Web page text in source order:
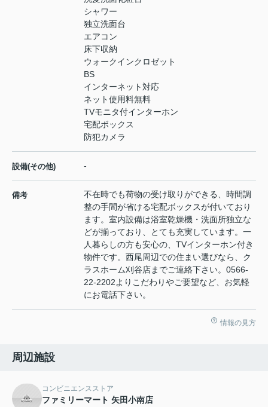
シャワー
独立洗面台
エアコン
床下収納
ウォークインクロゼット
BS
インターネット対応
ネット使用料無料
TVモニタ付インターホン
宅配ボックス
防犯カメラ
設備(その他) -
備考
不在時でも荷物の受け取りができる、時間調
整の手間が省ける宅配ボックスが付いており
ます。室内設備は浴室乾燥機・洗面所独立な
どが揃っており、とても充実しています。一
人暮らしの方も安心の、TVインターホン付き
物件です。西尾周辺での住まい選びなら、ク
ラスホーム刈谷店までご連絡下さい。0566-
22-2202よりこだわりやご要望など、お気軽
にお電話下さい。
情報の見方
周辺施設
コンビニエンスストア
ファミリーマート 矢田小南店